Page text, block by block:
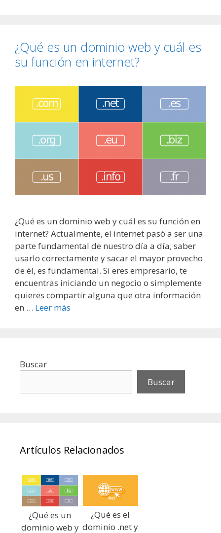
¿Qué es un dominio web y cuál es
su función en internet?
¿Qué es un dominio web y cuál es su función en
internet? Actualmente, el internet pasó a ser una
parte fundamental de nuestro día a día; saber
usarlo correctamente y sacar el mayor provecho
de él, es fundamental. Si eres empresario, te
encuentras iniciando un negocio o simplemente
quieres compartir alguna que otra información
en … Leer más
Buscar
Buscar
Artículos Relacionados
¿Qué es un
dominio web y
¿Qué es el
dominio .net y